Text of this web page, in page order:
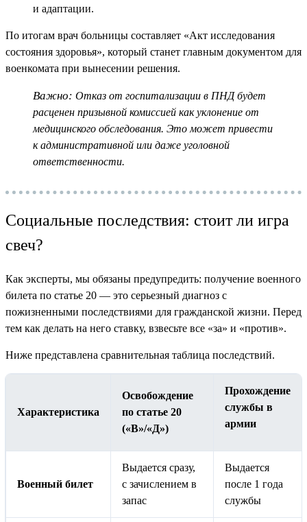
и адаптации.
По итогам врач больницы составляет «Акт исследования
состояния здоровья», который станет главным документом для
военкомата при вынесении решения.
Важно: Отказ от госпитализации в ПНД будет
расценен призывной комиссией как уклонение от
медицинского обследования. Это может привести
к административной или даже уголовной
ответственности.
Социальные последствия: стоит ли игра
свеч?
Как эксперты, мы обязаны предупредить: получение военного
билета по статье 20 — это серьезный диагноз с
пожизненными последствиями для гражданской жизни. Перед
тем как делать на него ставку, взвесьте все «за» и «против».
Ниже представлена сравнительная таблица последствий.
Характеристика
Освобождение
по статье 20
(«В»/«Д»)
Прохождение
службы в
армии
Военный билет
Выдается сразу,
с зачислением в
запас
Выдается
после 1 года
службы